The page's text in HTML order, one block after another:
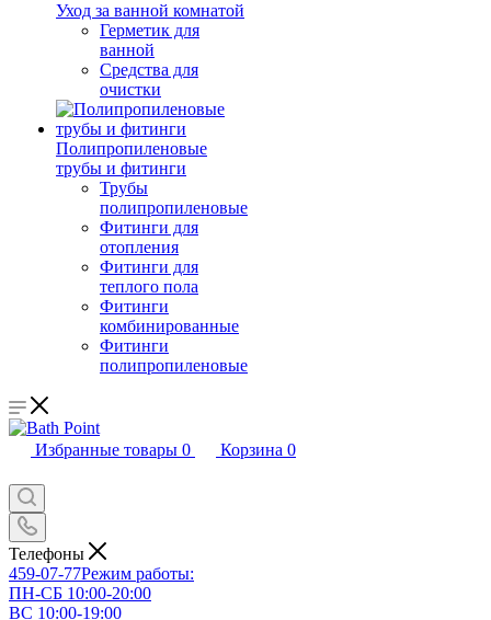
Уход за ванной комнатой
Герметик для
ванной
Средства для
очистки
Полипропиленовые
трубы и фитинги
Трубы
полипропиленовые
Фитинги для
отопления
Фитинги для
теплого пола
Фитинги
комбинированные
Фитинги
полипропиленовые
Избранные товары 0 Корзина 0
Телефоны
459-07-77Режим работы:
ПН-СБ 10:00-20:00
ВС 10:00-19:00